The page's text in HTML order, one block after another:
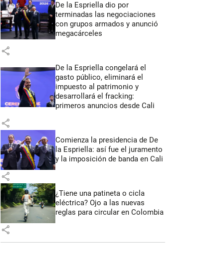
De la Espriella dio por
terminadas las negociaciones
con grupos armados y anunció
megacárceles
share
De la Espriella congelará el
gasto público, eliminará el
impuesto al patrimonio y
desarrollará el fracking:
primeros anuncios desde Cali
share
Comienza la presidencia de De
la Espriella: así fue el juramento
y la imposición de banda en Cali
share
¿Tiene una patineta o cicla
eléctrica? Ojo a las nuevas
reglas para circular en Colombia
share